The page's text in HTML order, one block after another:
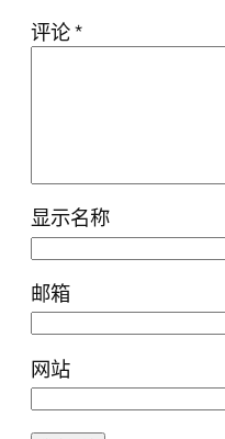
评论*
显示名称
邮箱
网站